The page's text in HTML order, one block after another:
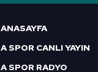
ANASAYFA
A SPOR CANLI YAYIN
A SPOR RADYO